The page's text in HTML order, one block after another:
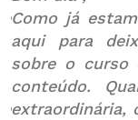
Como já
aqui para
sobre o curso
conteúdo.
extraordinária,